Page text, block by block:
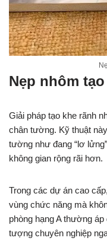
Nẹp nhôm
Giải pháp tạo khe rãnh
chân tường. Kỹ thuật
tường như đang “lơ
không gian rộng rãi hơn.
Trong các dự án cao
vùng chức năng mà
phòng hạng A thường
tượng chuyên nghiệp